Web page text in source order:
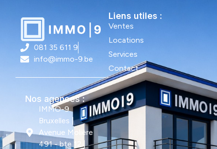
081 35 611 9
info@immo-9.be
Nos agences :
IMMO-9
Bruxelles |
Avenue Molière
491 - bte 12 |
Liens utiles :
Ventes
Locations
Services
Contact